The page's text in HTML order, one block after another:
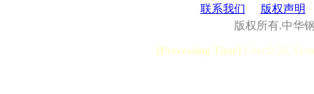
联系我们
版权声明
版权所有.中华
[Processing Time] User:0.28,